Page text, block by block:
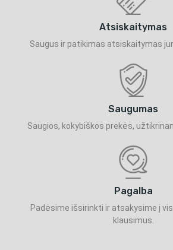
Atsiskaitymas
Saugus ir patikimas atsiskaitymas
Saugumas
Saugios, kokybiškos prekės,
Pagalba
Padėsime išsirinkti ir atsakysime į
klausimus.